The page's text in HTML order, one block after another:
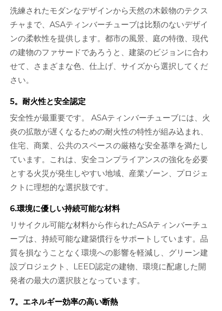
洗練されたモダンなデザインから天然の木穀物のテクス
チャまで、ASAティンバーチューブは比類のないデザイ
ンの柔軟性を提供します。都市の風景、庭の特徴、現代
の建物のファサードであろうと、建築のビジョンに合わ
せて、さまざまな色、仕上げ、サイズから選択してくだ
さい。
5。耐火性と安全認定
安全性が最重要です。 ASAティンバーチューブには、火
炎の拡散が遅くなるための耐火性の特性が組み込まれ、
住宅、商業、公共のスペースの厳格な安全基準を満たし
ています。これは、安全コンプライアンスの強化を必要
とする火災が発生しやすい地域、産業ゾーン、プロジェ
クトに理想的な選択肢です。
6.環境に優しい持続可能な材料
リサイクル可能な材料から作られたASAティンバーチュ
ーブは、持続可能な建築慣行をサポートしています。品
質を損なうことなく環境への影響を軽減し、グリーン建
設プロジェクト、LEED認定の建物、環境に配慮した開
発者の最大の選択肢となっています。
7。エネルギー効率の高い断熱